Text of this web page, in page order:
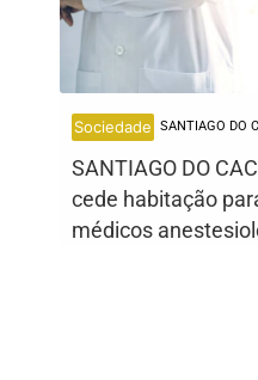
Sociedade SANTIAGO DO
SANTIAGO DO
cede habitação
médicos